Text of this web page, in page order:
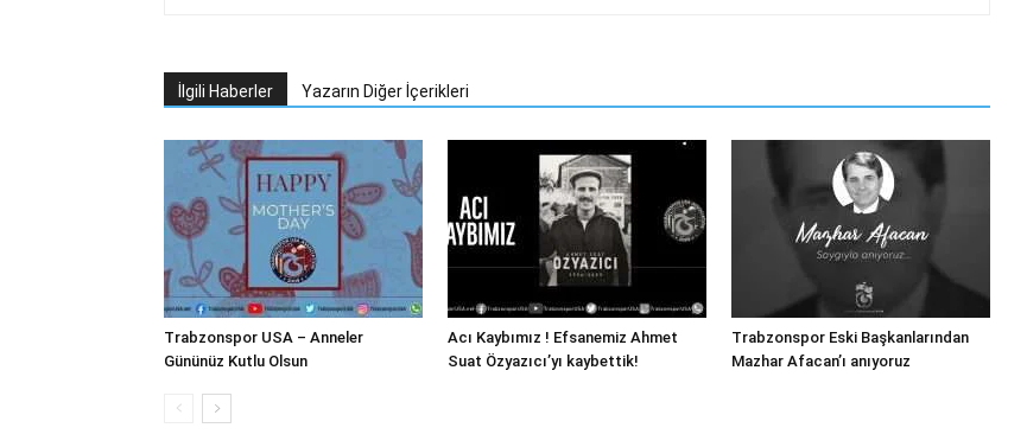
İlgili Haberler Yazarın Diğer İçerikleri
Trabzonspor USA – Anneler
Gününüz Kutlu Olsun
Acı Kaybımız ! Efsanemiz Ahmet
Suat Özyazıcı’yı kaybettik!
Trabzonspor Eski Başkanlarından
Mazhar Afacan’ı anıyoruz